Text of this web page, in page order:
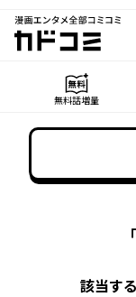
漫画エンタメ全部
カド
無料話増量
「
該当す